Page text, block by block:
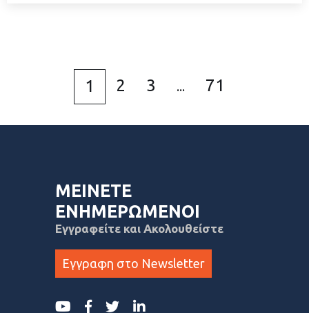
1 2 3 ... 71
ΜΕΙΝΕΤΕ
ΕΝΗΜΕΡΩΜΕΝΟΙ
Εγγραφείτε και Ακολουθείστε
Εγγραφη στο Newsletter